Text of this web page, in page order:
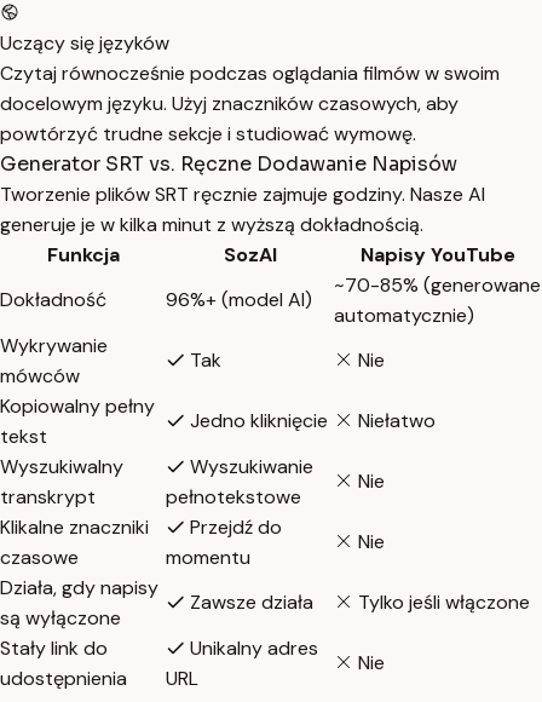
Uczący się języków
Czytaj równocześnie podczas oglądania filmów w swoim
docelowym języku. Użyj znaczników czasowych, aby
powtórzyć trudne sekcje i studiować wymowę.
Generator SRT vs. Ręczne Dodawanie Napisów
Tworzenie plików SRT ręcznie zajmuje godziny. Nasze AI
generuje je w kilka minut z wyższą dokładnością.
Funkcja
SozAI
Napisy YouTube
Dokładność
96%+ (model AI)
~70-85% (generowane
automatycznie)
Wykrywanie
mówców
Tak
Nie
Kopiowalny pełny
tekst
Jedno kliknięcie
Niełatwo
Wyszukiwalny
transkrypt
Wyszukiwanie
pełnotekstowe
Nie
Klikalne znaczniki
czasowe
Przejdź do
momentu
Nie
Działa, gdy napisy
są wyłączone
Zawsze działa
Tylko jeśli włączone
Stały link do
udostępnienia
Unikalny adres
URL
Nie